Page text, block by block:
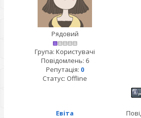
Рядовий
Група: Користувачі
Повідомлень: 6
Репутація: 0
Статус: Offline
Евіта